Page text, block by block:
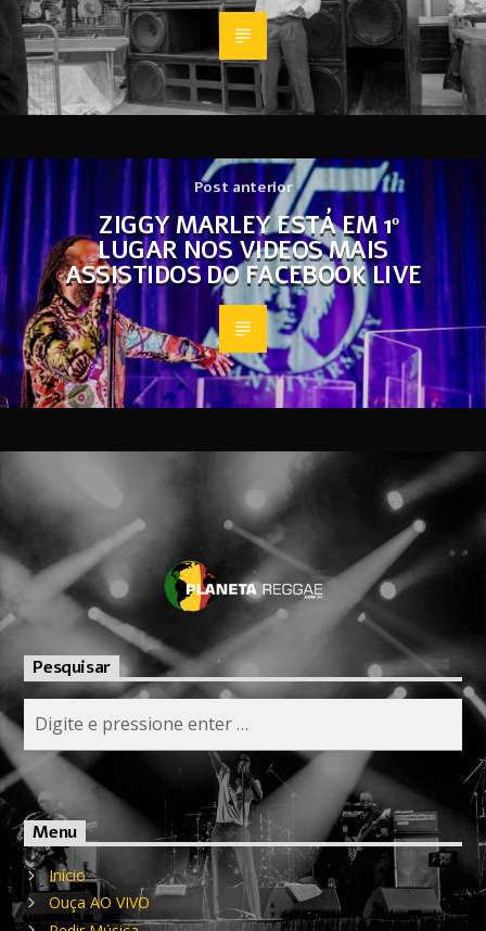
Post anterior
ZIGGY MARLEY ESTÁ EM 1º
LUGAR NOS VIDEOS MAIS
ASSISTIDOS DO FACEBOOK LIVE
Pesquisar
Menu
Início
Ouça AO VIVO